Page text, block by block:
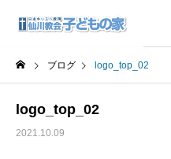
ブログ logo_top_02
logo_top_02
2021.10.09